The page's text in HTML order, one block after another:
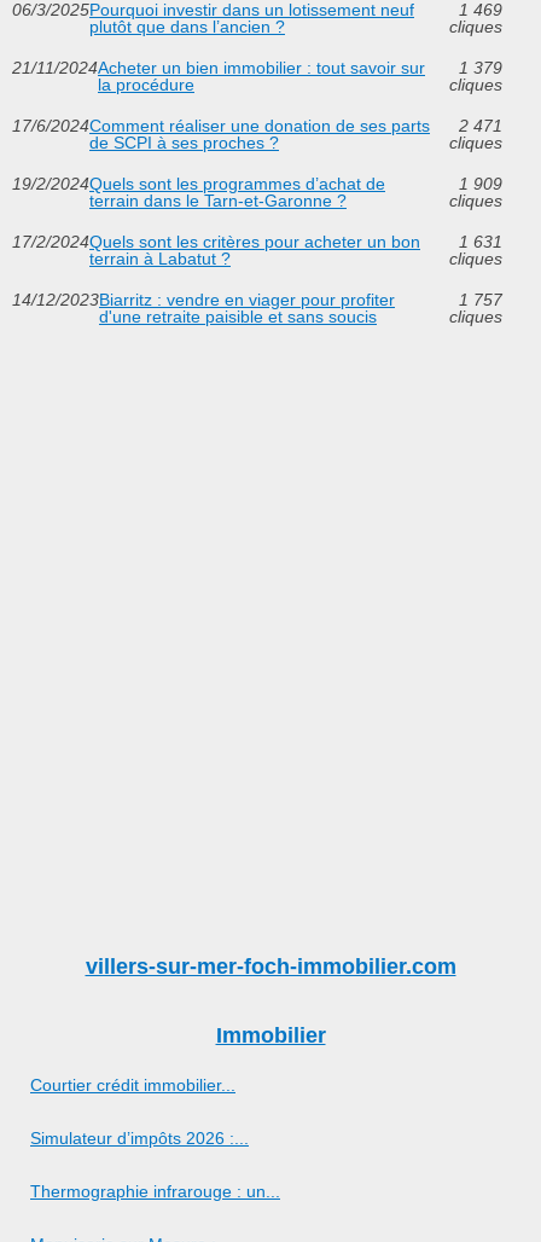
06/3/2025Pourquoi investir dans un lotissement neuf
plutôt que dans l’ancien ?
1 469
cliques
21/11/2024Acheter un bien immobilier : tout savoir sur
la procédure
1 379
cliques
17/6/2024Comment réaliser une donation de ses parts
de SCPI à ses proches ?
2 471
cliques
19/2/2024Quels sont les programmes d’achat de
terrain dans le Tarn-et-Garonne ?
1 909
cliques
17/2/2024Quels sont les critères pour acheter un bon
terrain à Labatut ?
1 631
cliques
14/12/2023Biarritz : vendre en viager pour profiter
d'une retraite paisible et sans soucis
1 757
cliques
villers-sur-mer-foch-immobilier.com
Immobilier
Courtier crédit immobilier...
Simulateur d’impôts 2026 :...
Thermographie infrarouge : un...